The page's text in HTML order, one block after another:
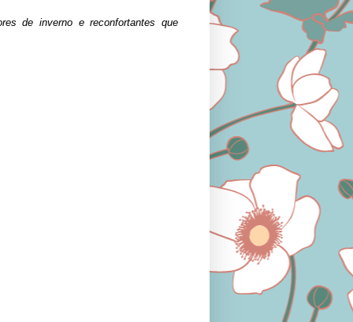
de inverno e reconfortantes que